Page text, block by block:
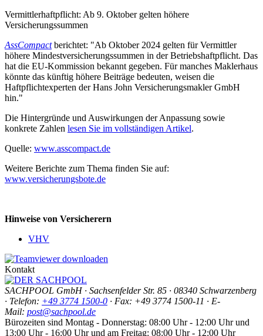
Vermittlerhaftpflicht: Ab 9. Oktober gelten höhere
Versicherungssummen
AssCompactberichtet: "Ab Oktober 2024 gelten für Vermittler
höhere Mindestversicherungssummen in der Betriebshaftpflicht. Das
hat die EU-Kommission bekannt gegeben. Für manches Maklerhaus
könnte das künftig höhere Beiträge bedeuten, weisen die
Haftpflichtexperten der Hans John Versicherungsmakler GmbH
hin."
Die Hintergründe und Auswirkungen der Anpassung sowie
konkrete Zahlen lesen Sie im vollständigen Artikel.
Quelle: www.asscompact.de
Weitere Berichte zum Thema finden Sie auf:
www.versicherungsbote.de
Hinweise von Versicherern
VHV
Kontakt
SACHPOOL GmbH · Sachsenfelder Str. 85 · 08340 Schwarzenberg
· Telefon: +49 3774 1500-0 · Fax: +49 3774 1500-11 · E-
Mail: post@sachpool.de
Bürozeiten sind Montag - Donnerstag: 08:00 Uhr - 12:00 Uhr und
13:00 Uhr - 16:00 Uhr und am Freitag: 08:00 Uhr - 12:00 Uhr